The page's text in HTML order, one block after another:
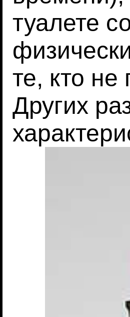
туалете
те, кто не
Других